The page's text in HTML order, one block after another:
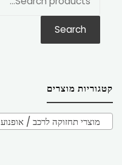
Search
קטגוריות מוצרים
מוצרי תחזוקה לרכב / אופנוע